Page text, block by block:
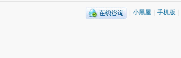
小黑屋 手机版